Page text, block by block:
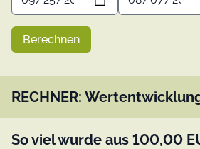
Berechnen
RECHNER:
So viel wurde aus 100,00